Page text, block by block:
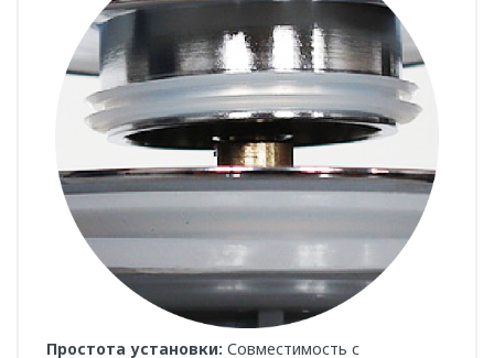
Простота установки: Совместимость с